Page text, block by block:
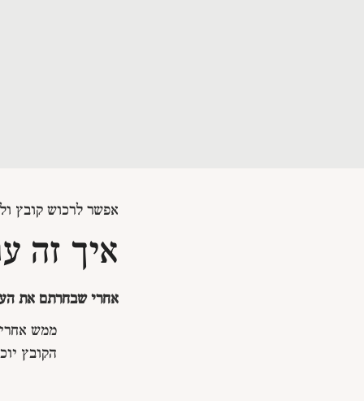
אפשר לרכוש קובץ
איך זה
אחרי שבחרתם את
ממש
הקובץ